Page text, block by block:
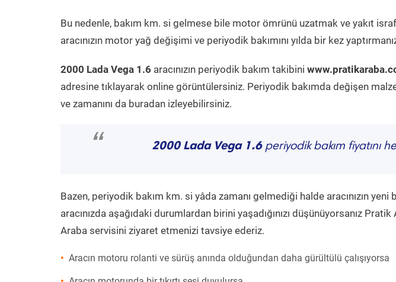
Bu nedenle, bakım km. si gelmese bile motor ömrünü uzatmak ve yakıt
aracınızın motor yağ değişimi ve periyodik bakımını yılda bir kez
2000 Lada Vega 1.6 aracınızın periyodik bakım takibini
adresine tıklayarak online görüntülersiniz. Periyodik bakımda değişen
ve zamanını da buradan izleyebilirsiniz.
“ 2000 Lada Vega 1.6periyodik bakım fiyatını
Bazen, periyodik bakım km. si yâda zamanı gelmediği halde aracınızın
aracınızda aşağıdaki durumlardan birini yaşadığınızı düşünüyorsanız
Araba servisini ziyaret etmenizi tavsiye ederiz.
Aracın motoru rolanti ve sürüş anında olduğundan daha gürültülü çalışıyorsa